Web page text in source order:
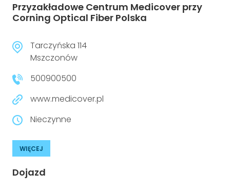
Przyzakładowe Centrum Medicover przy
Corning Optical Fiber Polska
Tarczyńska 114
Mszczonów
500900500
www.medicover.pl
Nieczynne
WIĘCEJ
Dojazd